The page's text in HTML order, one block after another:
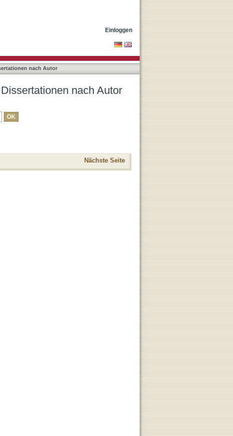
Einloggen
nach Autor
nach Autor
Nächste Seite